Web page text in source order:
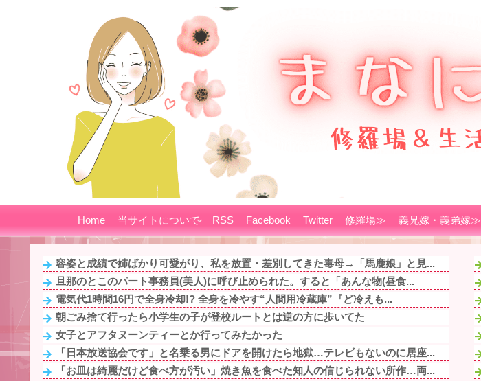
Home 当サイトについて RSS Facebook Twitter 修羅場≫ 義兄嫁・義弟嫁≫
容姿と成績で姉ばかり可愛がり、私を放置・差別してきた毒母→「馬鹿娘」と見...
旦那のとこのパート事務員(美人)に呼び止められた。すると「あんな物(昼食...
電気代1時間16円で全身冷却!? 全身を冷やす“人間用冷蔵庫”『ど冷えも...
朝ごみ捨て行ったら小学生の子が登校ルートとは逆の方に歩いてた
女子とアフタヌーンティーとか行ってみたかった
「日本放送協会です」と名乗る男にドアを開けたら地獄…テレビもないのに居座...
「お皿は綺麗だけど食べ方が汚い」焼き魚を食べた知人の信じられない所作…両...